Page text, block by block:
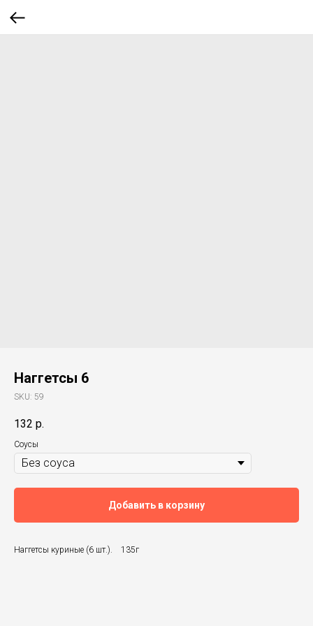
Наггетсы 6
SKU: 59
132 р.
Соусы
Добавить в корзину
Наггетсы куриные (6 шт.). 135г